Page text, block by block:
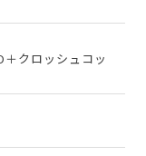
クロッシュコッ